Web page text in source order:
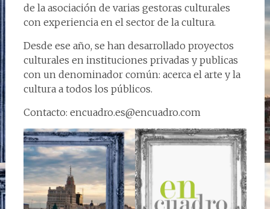
de la asociación de varias gestoras culturales
con experiencia en el sector de la cultura.
Desde ese año, se han desarrollado proyectos
culturales en instituciones privadas y publicas
con un denominador común: acerca el arte y la
cultura a todos los públicos.
Contacto: encuadro.es@encuadro.com